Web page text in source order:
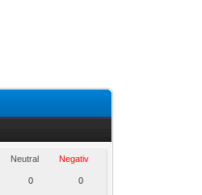
Neutral Negativ
0 0